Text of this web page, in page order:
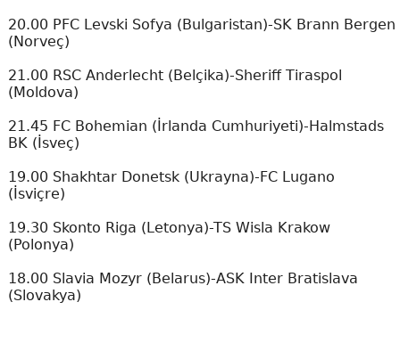
20.00 PFC Levski Sofya (Bulgaristan)-SK Brann Bergen
(Norveç)
21.00 RSC Anderlecht (Belçika)-Sheriff Tiraspol
(Moldova)
21.45 FC Bohemian (İrlanda Cumhuriyeti)-Halmstads
BK (İsveç)
19.00 Shakhtar Donetsk (Ukrayna)-FC Lugano
(İsviçre)
19.30 Skonto Riga (Letonya)-TS Wisla Krakow
(Polonya)
18.00 Slavia Mozyr (Belarus)-ASK Inter Bratislava
(Slovakya)